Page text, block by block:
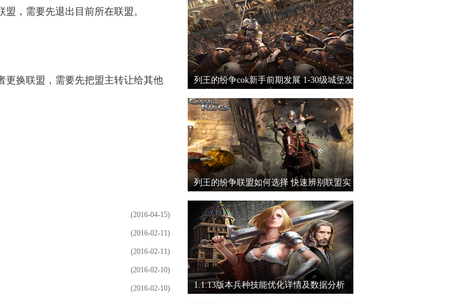
，需要先退出目前所在联盟。
换联盟，需要先把盟主转让给其他
(2016-04-15)
(2016-02-11)
(2016-02-11)
(2016-02-10)
(2016-02-10)
列王的纷争cok新手前期发展 1-30级城堡发
列王的纷争联盟如何选择 快速辨别联盟实
1.1.13版本兵种技能优化详情及数据分析